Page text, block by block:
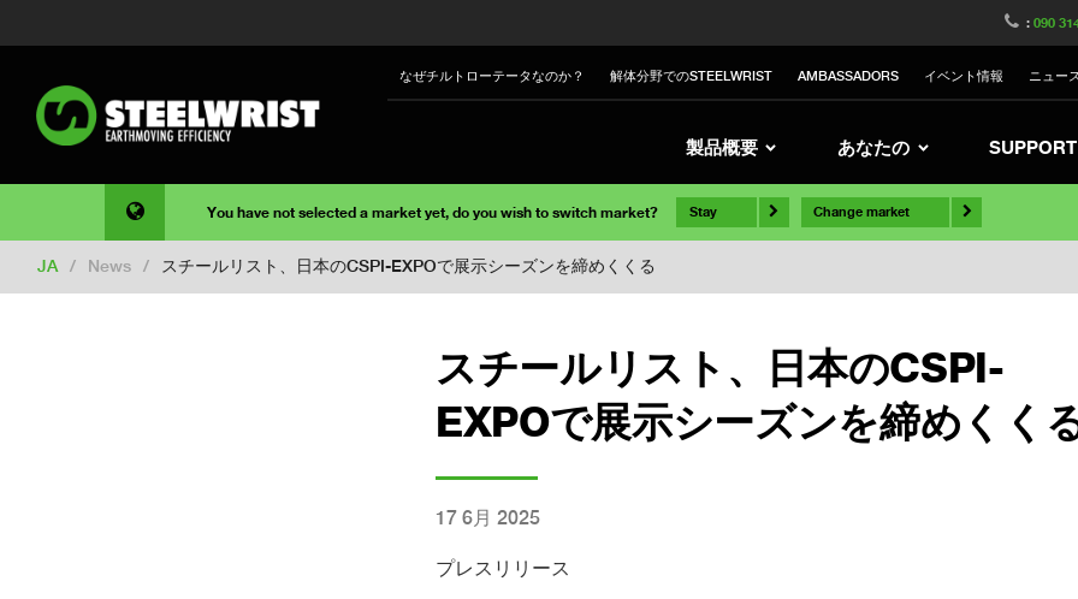
:090
なぜチルトローテータなのか？ 解体分野でのSTEELWRIST AMBASSADORS イベント情報 ニュース
製品概要 あなたの SUPPORT
You have not selected a market yet, do you wish to switch market? Stay Change market
JA / News / スチールリスト、日本のCSPI-EXPOで展示シーズンを締めくくる
スチールリスト、日本のCSPI-
EXPOで展示シーズンを締めくく
17 6月 2025
プレスリリース